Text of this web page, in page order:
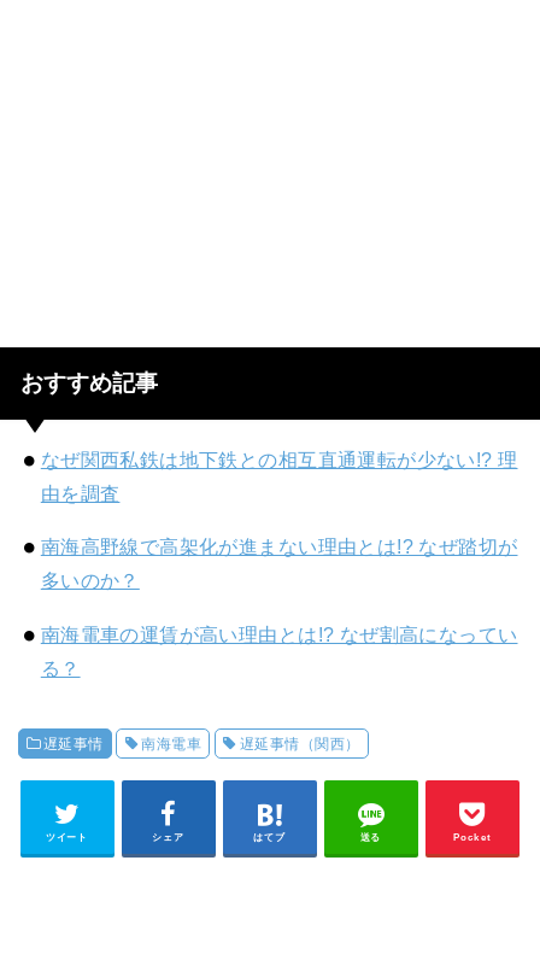
おすすめ記事
なぜ関西私鉄は地下鉄との相互直通運転が少ない!? 理
由を調査
南海高野線で高架化が進まない理由とは!? なぜ踏切が
多いのか？
南海電車の運賃が高い理由とは!? なぜ割高になってい
る？
遅延事情 南海電車 遅延事情（関西）
ツイート シェア はてブ 送る Pocket